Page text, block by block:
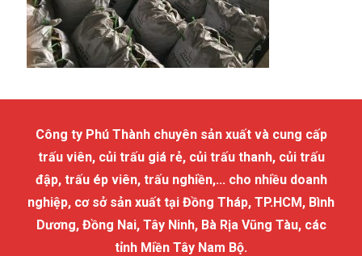
Công ty Phú Thành chuyên sản xuất và cung cấp
trấu viên, củi trấu giá rẻ, củi trấu thanh, củi trấu
đập, trấu ép viên, trấu nghiền,... cho nhiều doanh
nghiệp, cơ sở sản xuất tại Đồng Tháp, TP.HCM, Bình
Dương, Đồng Nai, Tây Ninh, Bà Rịa Vũng Tàu, các
tỉnh Miền Tây Nam Bộ.